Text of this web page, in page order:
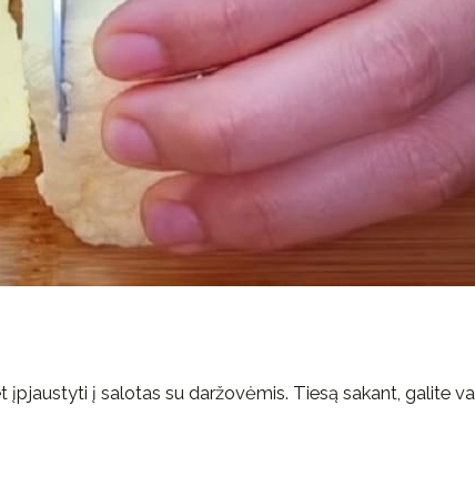
įpjaustyti į salotas su daržovėmis. Tiesą sakant, galite